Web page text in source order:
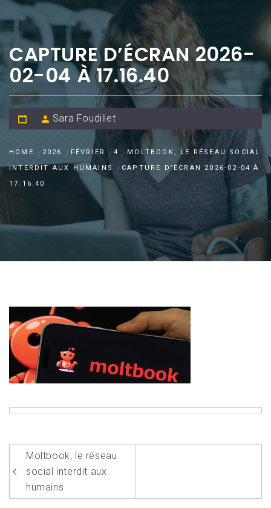
CAPTURE D’ÉCRAN 2026-
02-04 À 17.16.40
Sara Foudillet
HOME 2026 FÉVRIER 4
MOLTBOOK, LE RÉSEAU SOCIAL
INTERDIT AUX HUMAINS
CAPTURE D’ÉCRAN 2026-02-04 À
17.16.40
Navigation
de
l’article
Moltbook, le réseau
social interdit aux
humains